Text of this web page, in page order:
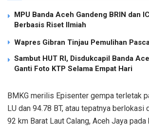
MPU Banda Aceh Gandeng BRIN dan
Berbasis Riset Ilmiah
Wapres Gibran Tinjau Pemulihan
Sambut HUT RI, Disdukcapil Banda
Ganti Foto KTP Selama Empat Hari
BMKG merilis Episenter gempa terletak
LU dan 94.78 BT, atau tepatnya berlokasi
92 km Barat Laut Calang, Aceh Jaya pada